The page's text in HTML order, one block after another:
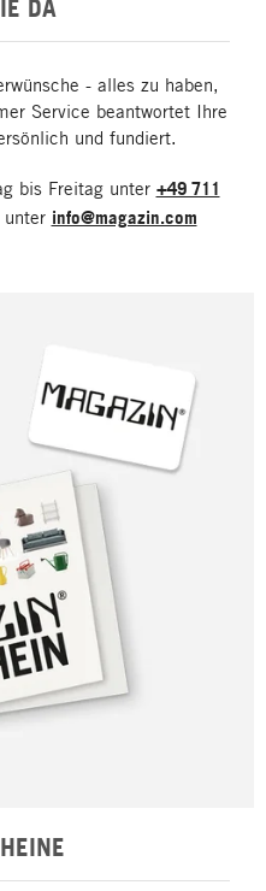
DA
- alles zu haben,
Service beantwortet Ihre
und fundiert.
bis Freitag unter +49 711
info@magazin.com